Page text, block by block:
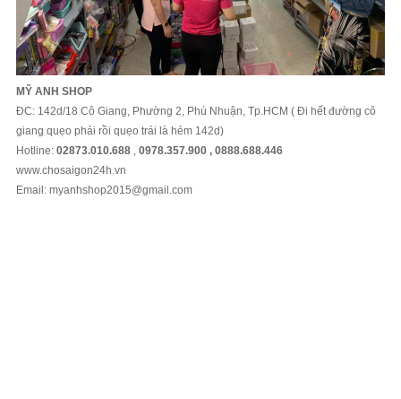
MỸ ANH SHOP
ĐC: 142d/18 Cô Giang, Phường 2, Phú Nhuận, Tp.HCM ( Đi hết đường cô
giang quẹo phải rồi quẹo trái là hẻm 142d)
Hotline:02873.010.688
0978.357.900 , 0888.688.446
www.chosaigon24h.vn
Email: myanhshop2015@gmail.com